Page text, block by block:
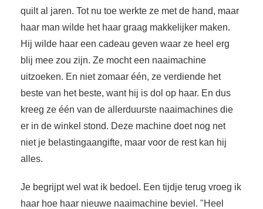
quilt al jaren. Tot nu toe werkte ze met de hand, maar
haar man wilde het haar graag makkelijker maken.
Hij wilde haar een cadeau geven waar ze heel erg
blij mee zou zijn. Ze mocht een naaimachine
uitzoeken. En niet zomaar één, ze verdiende het
beste van het beste, want hij is dol op haar. En dus
kreeg ze één van de allerduurste naaimachines die
er in de winkel stond. Deze machine doet nog net
niet je belastingaangifte, maar voor de rest kan hij
alles.
Je begrijpt wel wat ik bedoel. Een tijdje terug vroeg ik
haar hoe haar nieuwe naaimachine beviel. "Heel